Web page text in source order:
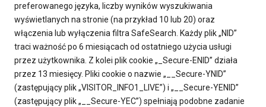
preferowanego języka, liczby wyników wyszukiwania
wyświetlanych na stronie (na przykład 10 lub 20) oraz
włączenia lub wyłączenia filtra SafeSearch. Każdy plik „NID”
traci ważność po 6 miesiącach od ostatniego użycia usługi
przez użytkownika. Z kolei plik cookie „_Secure-ENID” działa
przez 13 miesięcy. Pliki cookie o nazwie „__Secure-YNID”
(zastępujący plik „VISITOR_INFO1_LIVE”) i „__Secure-YENID”
(zastępujący plik „__Secure-YEC”) spełniają podobne zadanie